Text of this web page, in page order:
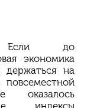
Если до
экономика
держаться на
оказалось